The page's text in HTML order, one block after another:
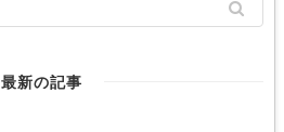
最新の記事